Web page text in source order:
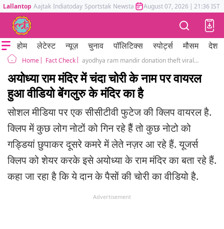
Lallantop Aajtak Indiatoday Sportstak Newstak Mumbai Tak Astrotak
August 07, 2026 | 21:36 IST
होम लेटेस्ट न्यूज़ चुनाव पॉलिटिक्स स्पोर्ट्स मौसम देश
Home Fact Check ayodhya ram mandir donation theft viral video fake bengaluru gali anjaneya swamy temple
अयोध्या राम मंदिर में चंदा चोरी के नाम पर वायरल
हुआ वीडियो बेंगलुरु के मंदिर का है
सोशल मीडिया पर एक सीसीटीवी फुटेज की क्लिप वायरल है.
क्लिप में कुछ लोग नोटों को गिन रहे हैैं तो कुछ नोटो को
गड्डियां छुपाकर दूसरे कमरे में लेते नज़र आ रहे हैं. यूजर्स
क्लिप को शेयर करके इसे अयोध्या के राम मंदिर का बता रहे हैं.
कहा जा रहा है कि ये दान के पैसों की चोरी का वीडियो है.
Advertisement